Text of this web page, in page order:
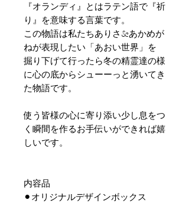
『オランディ』とはラテン語で『祈
り』を意味する言葉です。
この物語は私たちありさ&あかめが
ねが表現したい「あおい世界」を
掘り下げて行ったら冬の精霊達の様
に心の底からシューーっと湧いてき
た物語です。
使う皆様の心に寄り添い少し息をつ
く瞬間を作るお手伝いができれば嬉
しいです。
内容品
⚫︎オリジナルデザインボックス